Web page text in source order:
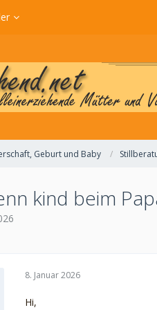
Geburt und Baby
kind beim
8. Januar 2026
Hi,